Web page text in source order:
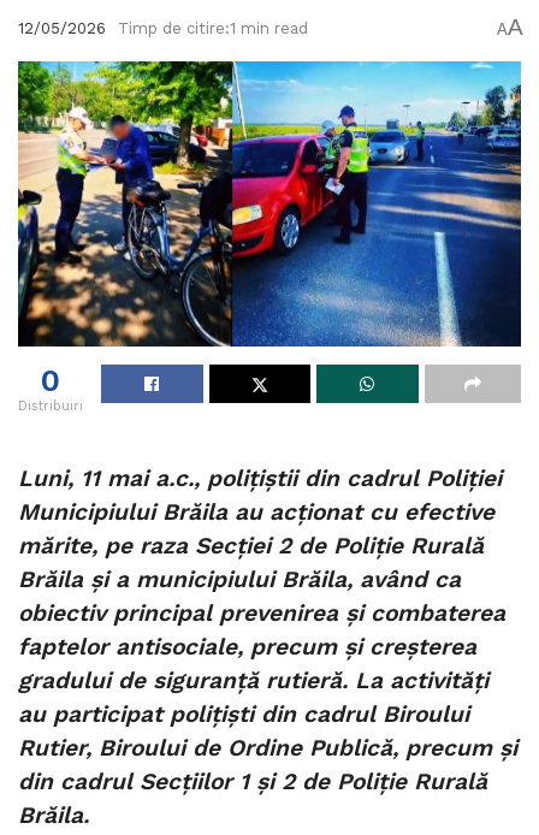
12/05/2026 Timp de citire:1 min read AA
0
Distribuiri
Luni, 11 mai a.c., polițiștii din cadrul Poliției
Municipiului Brăila au acționat cu efective
mărite, pe raza Secției 2 de Poliție Rurală
Brăila și a municipiului Brăila, având ca
obiectiv principal prevenirea și combaterea
faptelor antisociale, precum și creșterea
gradului de siguranță rutieră. La activități
au participat polițiști din cadrul Biroului
Rutier, Biroului de Ordine Publică, precum și
din cadrul Secțiilor 1 și 2 de Poliție Rurală
Brăila.